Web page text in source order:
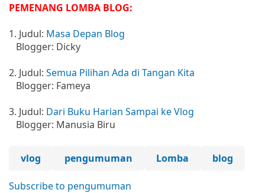
PEMENANG LOMBA BLOG:
1. Judul: Masa Depan Blog
Blogger: Dicky
2. Judul: Semua Pilihan Ada di Tangan Kita
Blogger: Fameya
3. Judul: Dari Buku Harian Sampai ke Vlog
Blogger: Manusia Biru
vlog pengumuman Lomba blog
Subscribe to pengumuman